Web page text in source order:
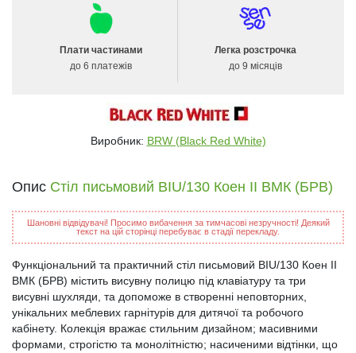
Плати частинами
до 6 платежів
Легка розстрочка
до 9 місяців
Виробник: BRW (Black Red White)
Опис Стіл письмовий BIU/130 Коен II ВМК (БРВ)
Шановні відвідувачі! Просимо вибачення за тимчасові незручності! Деякий
текст на цій сторінці перебуває в стадії перекладу.
Функціональний та практичний стіл письмовий BIU/130 Коен II
ВМК (БРВ) містить висувну полицю під клавіатуру та три
висувні шухляди, та допоможе в створенні неповторних,
унікальних меблевих гарнітурів для дитячої та робочого
кабінету. Колекція вражає стильним дизайном; масивними
формами, строгістю та монолітністю; насиченими відтінки, що